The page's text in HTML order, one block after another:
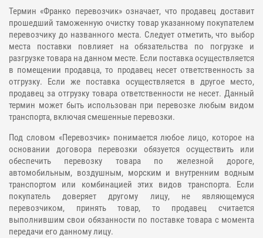
Термин «Франко перевозчик» означает, что продавец доставит
прошедший таможенную очистку товар указанному покупателем
перевозчику до названного места. Следует отметить, что выбор
места поставки повлияет на обязательства по погрузке и
разгрузке товара на данном месте. Если поставка осуществляется
в помещении продавца, то продавец несет ответственность за
отгрузку. Если же поставка осуществляется в другое место,
продавец за отгрузку товара ответственности не несет. Данный
термин может быть использован при перевозке любым видом
транспорта, включая смешенные перевозки.
Под словом «Перевозчик» понимается любое лицо, которое на
основании договора перевозки обязуется осуществить или
обеспечить перевозку товара по железной дороге,
автомобильным, воздушным, морским и внутренним водным
транспортом или комбинацией этих видов транспорта. Если
покупатель доверяет другому лицу, не являющемуся
перевозчиком, принять товар, то продавец считается
выполнившим свои обязанности по поставке товара с момента
передачи его данному лицу.